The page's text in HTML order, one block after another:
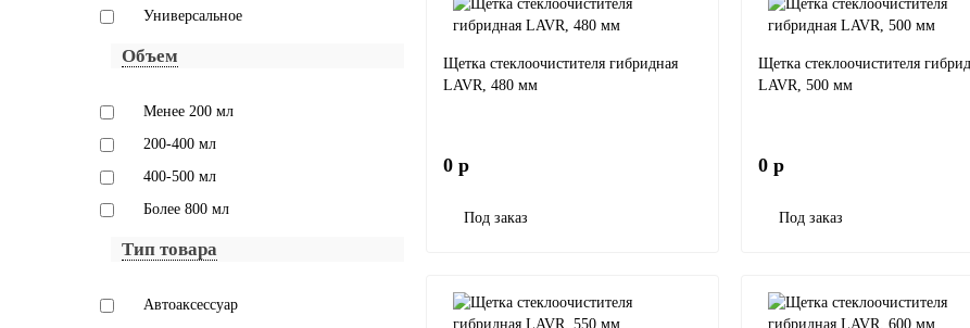
Универсальное
Объем
Менее 200 мл
200-400 мл
400-500 мл
Более 800 мл
Тип товара
Автоаксессуар
Щетка стеклоочистителя гибридная
LAVR, 480 мм
0 р
Под заказ
Щетка стеклоочистителя
LAVR, 500 мм
0 р
Под заказ